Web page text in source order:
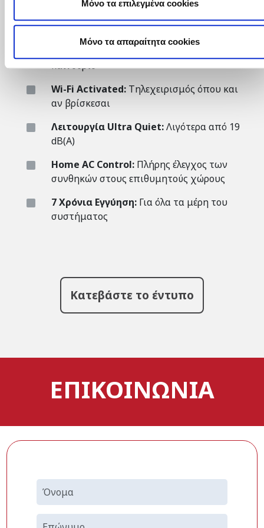
Μόνο τα επιλεγμένα cookies
Mόνο τα απαραίτητα cookies
μέχρι και 94%
καινούριο
Wi-Fi Activated: Τηλεχειρισμός όπου και
αν βρίσκεσαι
Λειτουργία Ultra Quiet:Λιγότερα από 19
dB(A)
Home AC Control: Πλήρης έλεγχος των
συνθηκών στους επιθυμητούς χώρους
7 Χρόνια Εγγύηση: Για όλα τα μέρη του
συστήματος
Κατεβάστε το έντυπο
ΕΠΙΚΟΙΝΩΝΙΑ